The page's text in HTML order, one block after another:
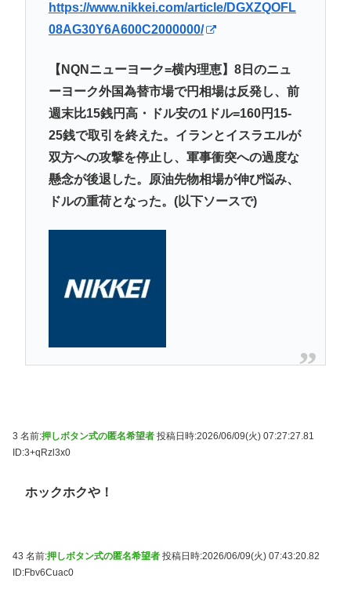
https://www.nikkei.com/article/DGXZQOFL
08AG30Y6A600C2000000/
【NQNニューヨーク=横内理恵】8日のニュ
ーヨーク外国為替市場で円相場は反発し、前
週末比15銭円高・ドル安の1ドル=160円15-
25銭で取引を終えた。イランとイスラエルが
双方への攻撃を停止し、軍事衝突への過度な
懸念が後退した。原油先物相場が伸び悩み、
ドルの重荷となった。(以下ソースで)
3 名前:押しボタン式の匿名希望者 投稿日時:2026/06/09(火) 07:27:27.81
ID:3+qRzl3x0
ホックホクや！
43 名前:押しボタン式の匿名希望者 投稿日時:2026/06/09(火) 07:43:20.82
ID:Fbv6Cuac0